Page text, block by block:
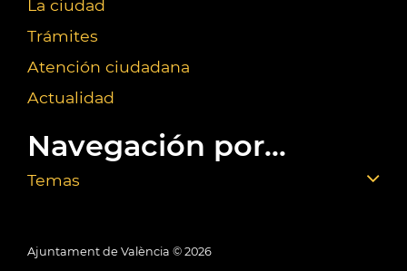
La ciudad
Trámites
Atención ciudadana
Actualidad
Navegación por...
Temas
Ajuntament de València © 2026